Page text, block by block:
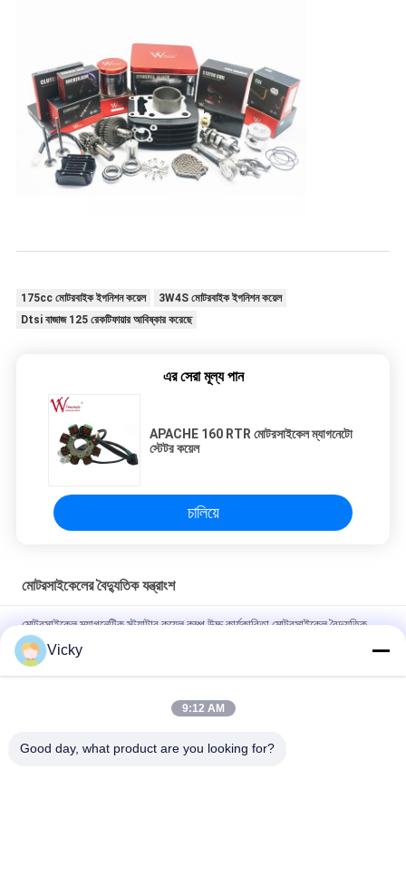
175cc মোটরবাইক ইগনিশন কয়েল
3W4S মোটরবাইক ইগনিশন কয়েল
Dtsi বাজাজ 125 রেকটিফায়ার আবিষ্কার করেছে
এর সেরা মূল্য পান
APACHE 160 RTR মোটরসাইকেল ম্যাগনেটো
স্টেটর কয়েল
চালিয়ে
মোটরসাইকেলের বৈদ্যুতিক যন্ত্রাংশ
মোটরসাইকেল ম্যাগনেটিক স্ট্যাটার কয়েল কম্প উচ্চ কার্যকারিতা মোটরসাইকেল বৈদ্যুতিক
যন্ত্রাংশ KRF
বি 2 বি ক্রেতাদের জন্য বৈদ্যুতিক মোটরসাইকেল রিলে সংযোগকারী ক্রিস 100 ভাল
Vicky
9:12 AM
Good day, what product are you looking for?